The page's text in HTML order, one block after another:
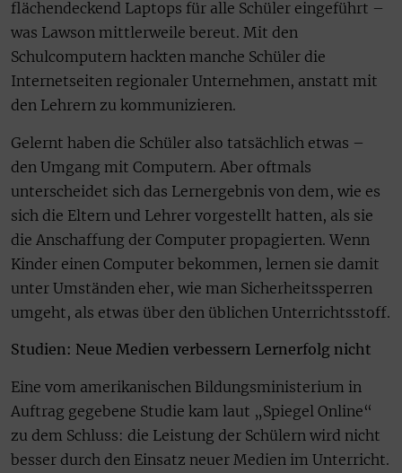
flächendeckend Laptops für alle Schüler eingeführt –
was Lawson mittlerweile bereut. Mit den
Schulcomputern hackten manche Schüler die
Internetseiten regionaler Unternehmen, anstatt mit
den Lehrern zu kommunizieren.
Gelernt haben die Schüler also tatsächlich etwas –
den Umgang mit Computern. Aber oftmals
unterscheidet sich das Lernergebnis von dem, wie es
sich die Eltern und Lehrer vorgestellt hatten, als sie
die Anschaffung der Computer propagierten. Wenn
Kinder einen Computer bekommen, lernen sie damit
unter Umständen eher, wie man Sicherheitssperren
umgeht, als etwas über den üblichen Unterrichtsstoff.
Studien: Neue Medien verbessern Lernerfolg nicht
Eine vom amerikanischen Bildungsministerium in
Auftrag gegebene Studie kam laut „Spiegel Online“
zu dem Schluss: die Leistung der Schülern wird nicht
besser durch den Einsatz neuer Medien im Unterricht.